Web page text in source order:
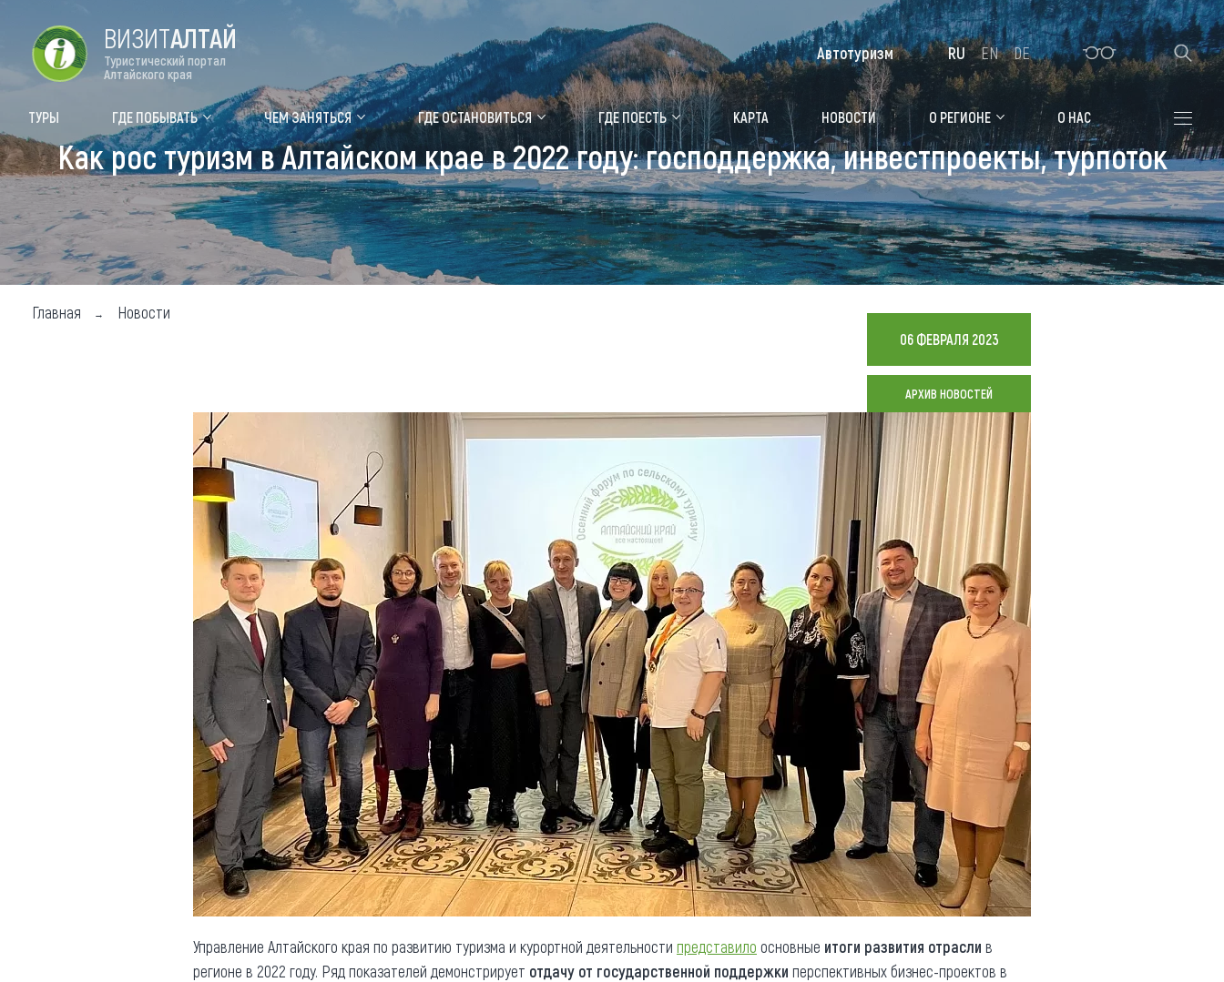
Цветение маральника Медицинский форум Алтайская зимовка
Туры Где побывать
Объекты природы
Объекты истории и культуры
Объекты развлечений
Чем заняться
Календарь событий
Аудиогид
Мой маршрут
Где остановиться
Санатории
Гостиницы, отели
Коттеджи, базы
Сельские усадьбы
Мотели, придорожные отели
Карта
Новости
Что привезти (сувениры)
О регионе
Общая информация
Как добраться
Люди, прославившие Алтай
Карты и буклеты
Коллекция впечатлений
Блог путешественника
Видеогалерея
Фотогалерея
Реестр туроператоров
Реестр туристических
агентств Алтайского края
Обращения граждан
Противодействие коррупции
ВИЗИТАЛТАЙ
Туристический портал
Алтайского края
ТУРЫ ГДЕ ПОБЫВАТЬ ЧЕМ ЗАНЯТЬСЯ ГДЕ ОСТАНОВИТЬСЯ ГДЕ ПОЕСТЬ КАРТА НОВОСТИ О РЕГИОНЕ О НАС
Автотуризм RU EN DE
Как рос туризм в Алтайском крае в 2022 году: господдержка, инвестпроекты, турпоток
Главная Новости
06 ФЕВРАЛЯ 2023
АРХИВ НОВОСТЕЙ
Управление Алтайского края по развитию туризма и курортной деятельности представило основные итоги развития отрасли в
регионе в 2022 году. Ряд показателей демонстрирует отдачу от государственной поддержки перспективных бизнес-проектов в